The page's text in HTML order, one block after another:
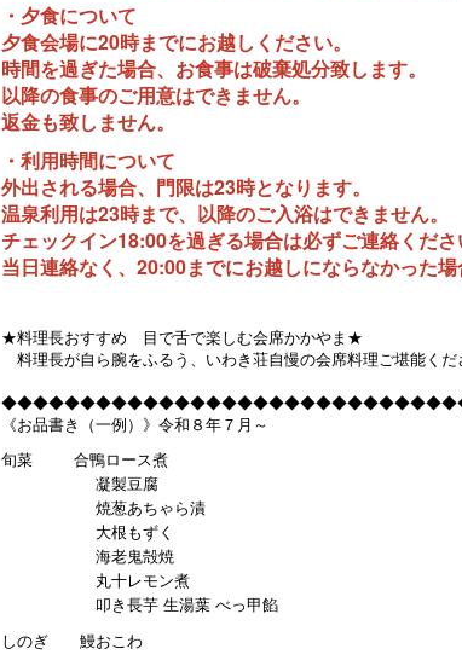
・夕食について
夕食会場に20時までにお越しください。
時間を過ぎた場合、お食事は破棄処分致します。
以降の食事のご用意はできません。
返金も致しません。
・利用時間について
外出される場合、門限は23時となります。
温泉利用は23時まで、以降のご入浴はできません。
チェックイン18:00を過ぎる場合は必ずご連絡くださ
当日連絡なく、20:00までにお越しにならなかった
★料理長おすすめ 目で舌で楽しむ会席かかやま★
料理長が自ら腕をふるう、いわき荘自慢の会席料理ご堪能くだ
《お品書き（一例）》令和８年７月～
旬菜 合鴨ロース煮
凝製豆腐
焼葱あちゃら漬
大根もずく
海老鬼殻焼
丸十レモン煮
叩き長芋 生湯葉 べっ甲餡
しのぎ 鰻おこわ